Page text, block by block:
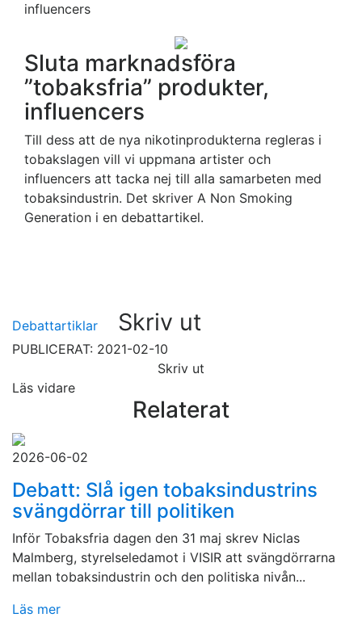
influencers
Sluta marknadsföra
”tobaksfria” produkter,
influencers
Till dess att de nya nikotinprodukterna regleras i
tobakslagen vill vi uppmana artister och
influencers att tacka nej till alla samarbeten med
tobaksindustrin. Det skriver A Non Smoking
Generation i en debattartikel.
Debattartiklar Skriv ut
PUBLICERAT: 2021-02-10
Skriv ut
Läs vidare
Relaterat
2026-06-02
Debatt: Slå igen tobaksindustrins
svängdörrar till politiken
Inför Tobaksfria dagen den 31 maj skrev Niclas
Malmberg, styrelseledamot i VISIR att svängdörrarna
mellan tobaksindustrin och den politiska nivån...
Läs mer